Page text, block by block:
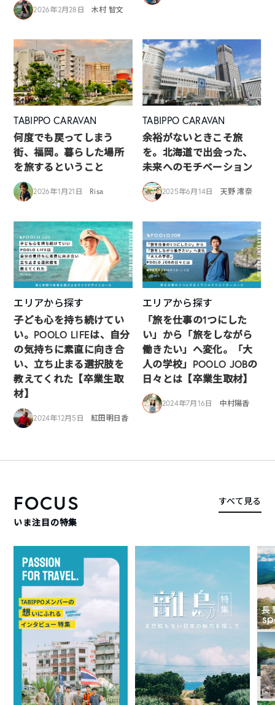
2026年2月28日 木村 智文
TABIPPO CARAVAN
何度でも戻ってしまう
街、福岡。暮らした場所
を旅するということ
2026年1月21日 Risa
TABIPPO CARAVAN
余裕がないときこそ旅
を。北海道で出会った、
未来へのモチベーション
2025年6月14日 天野 澪奈
エリアから探す
子ども心を持ち続けてい
い。POOLO LIFEは、自分
の気持ちに素直に向き合
い、立ち止まる選択肢を
教えてくれた【卒業生取
材】
2024年12月5日 紅田明日香
エリアから探す
「旅を仕事の1つにした
い」から「旅をしながら
働きたい」へ変化。「大
人の学校」POOLO JOBの
日々とは【卒業生取材】
2024年7月16日 中村陽香
FOCUS
いま注目の特集
すべて見る